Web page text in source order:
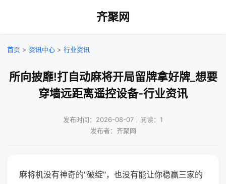
齐聚网
首页 > 资讯中心 > 行业资讯
所向披靡!打自动麻将开局留牌拿好牌_想要
穿墙远距离遥控设备-行业资讯
发布时间：2026-08-07｜阅读：1
发布者：齐聚网
麻将机没有神奇的"破绽"，也没有能让你稳赢三家的